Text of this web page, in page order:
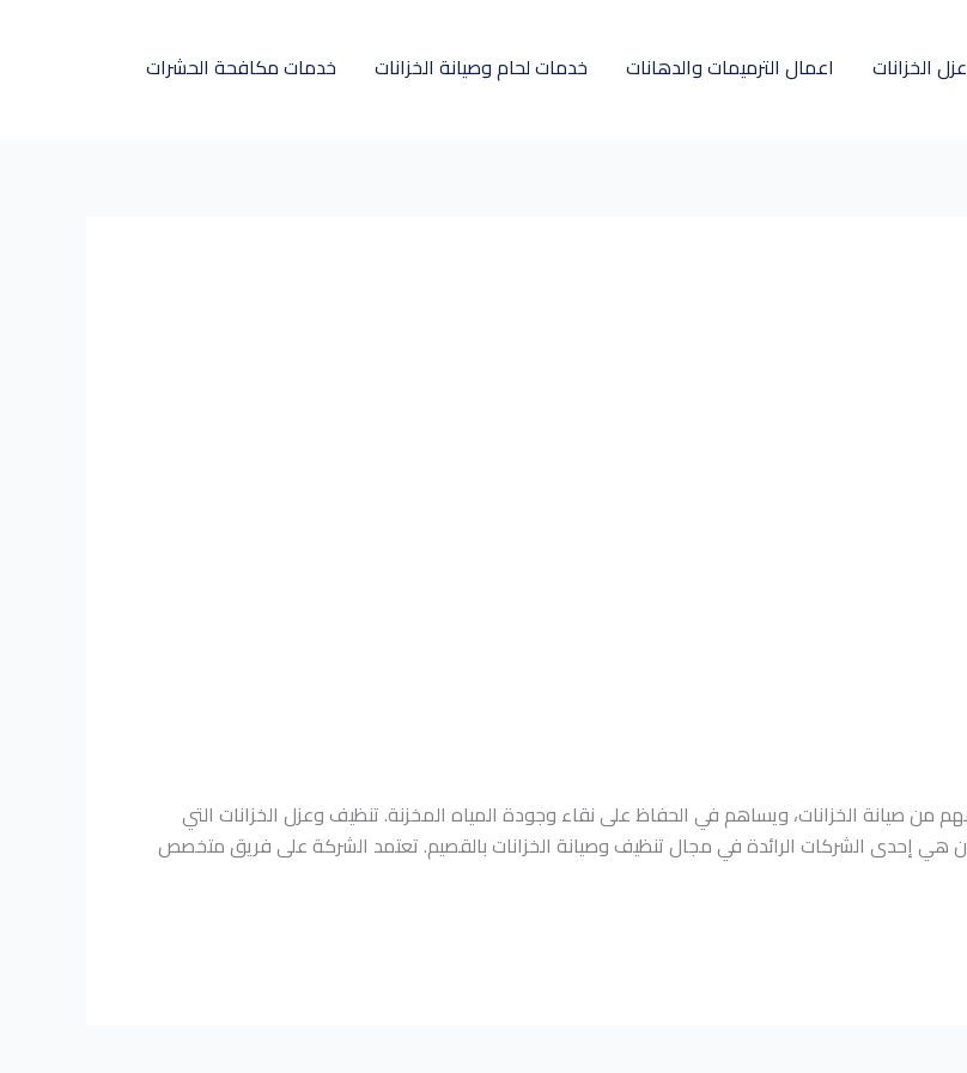
الخزانات اعمال الترميمات والدهانات خدمات لحام وصيانة الخزانات
خدمات مكافحة الحشرات
من صيانة الخزانات، ويساهم في الحفاظ على نقاء وجودة المياه المخزنة. تنظيف وعزل الخزانات التي
هي إحدى الشركات الرائدة في مجال تنظيف وصيانة الخزانات بالقصيم. تعتمد الشركة على فريق متخصص